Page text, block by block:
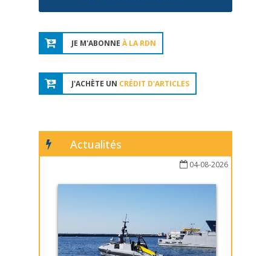
JE M'ABONNE À LA RDN
J'ACHÈTE UN CRÉDIT D'ARTICLES
Actualités
04-08-2026